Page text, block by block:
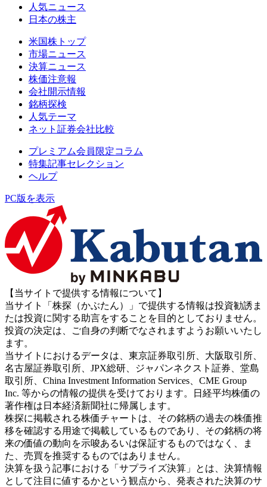
人気ニュース
日本の株主
米国株トップ
市場ニュース
決算ニュース
株価注意報
会社開示情報
銘柄探検
人気テーマ
ネット証券会社比較
プレミアム会員限定コラム
特集記事セレクション
ヘルプ
PC版を表示
【当サイトで提供する情報について】
当サイト「株探（かぶたん）」で提供する情報は投資勧誘ま
たは投資に関する助言をすることを目的としておりません。
投資の決定は、ご自身の判断でなされますようお願いいたし
ます。
当サイトにおけるデータは、東京証券取引所、大阪取引所、
名古屋証券取引所、JPX総研、ジャパンネクスト証券、堂島
取引所、China Investment Information Services、CME Group
Inc. 等からの情報の提供を受けております。日経平均株価の
著作権は日本経済新聞社に帰属します。
株探に掲載される株価チャートは、その銘柄の過去の株価推
移を確認する用途で掲載しているものであり、その銘柄の将
来の価値の動向を示唆あるいは保証するものではなく、ま
た、売買を推奨するものではありません。
決算を扱う記事における「サプライズ決算」とは、決算情報
として注目に値するかという観点から、発表された決算のサ